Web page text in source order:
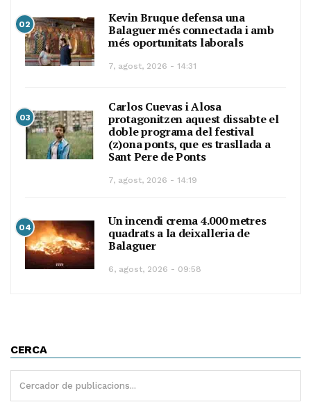
02
Kevin Bruque defensa una
Balaguer més connectada i amb
més oportunitats laborals
7, agost, 2026 - 14:31
03
Carlos Cuevas i Alosa
protagonitzen aquest dissabte el
doble programa del festival
(z)ona ponts, que es trasllada a
Sant Pere de Ponts
7, agost, 2026 - 14:19
04
Un incendi crema 4.000 metres
quadrats a la deixalleria de
Balaguer
6, agost, 2026 - 09:58
CERCA